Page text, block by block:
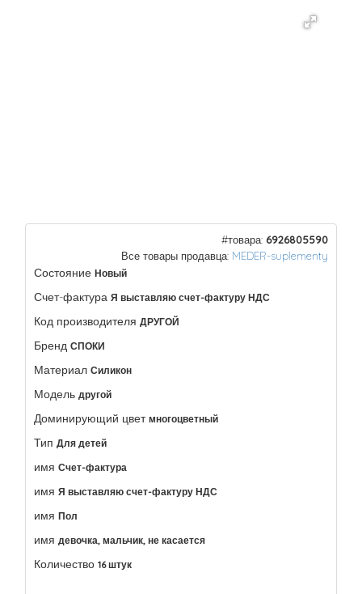
#товара: 6926805590
Все товары продавца: MEDER-suplementy
Состояние Новый
Счет-фактура Я выставляю счет-фактуру НДС
Код производителя ДРУГОЙ
Бренд СПОКИ
Материал Силикон
Модель другой
Доминирующий цвет многоцветный
Тип Для детей
имя Счет-фактура
имя Я выставляю счет-фактуру НДС
имя Пол
имя девочка, мальчик, не касается
Количество 16 штук